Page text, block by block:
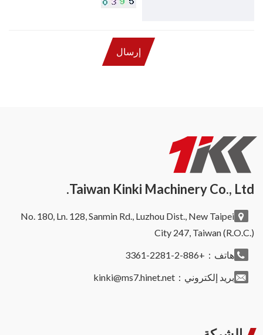
إرسال
Taiwan Kinki Machinery Co., Ltd.
No. 180, Ln. 128, Sanmin Rd., Luzhou Dist., New Taipei
City 247, Taiwan (R.O.C.)
هاتف：+886-2-2281-3361
بريد إلكتروني：kinki@ms7.hinet.net